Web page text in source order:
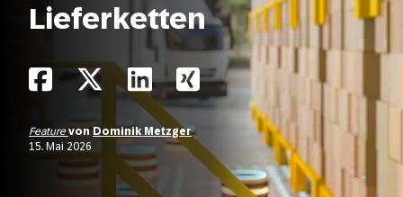
Lieferketten
Featurevon Dominik Metzger
15. Mai 2026